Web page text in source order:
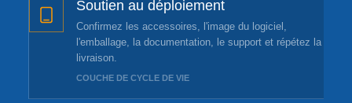
Soutien au déploiement
Confirmez les accessoires, l'image du logiciel,
l'emballage, la documentation, le support et répétez la
livraison.
COUCHE DE CYCLE DE VIE